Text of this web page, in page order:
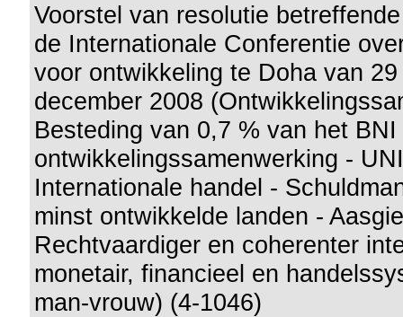
Voorstel van resolutie
de Internationale Conferentie
voor ontwikkeling te Doha van
december 2008
Besteding van 0,7 % van het BNI
ontwikkelingssamenwerking -
Internationale handel -
minst ontwikkelde landen -
Rechtvaardiger en coherenter
monetair, financieel en
man-vrouw) (4-1046)